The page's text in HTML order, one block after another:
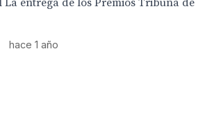
La entrega de los Premios Tribuna de
hace 1 año